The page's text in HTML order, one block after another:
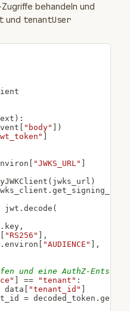
behandeln und
und tenantUser
) :
"body"
)
"JWKS_URL"
( jwks_url )
.
jwt . decode (
. key,
[ "RS256"
,
. environ "AUDIENCE"
,
und eine AuthZ-
== "tenant" :
data "tenant_id"
= decoded_token . get